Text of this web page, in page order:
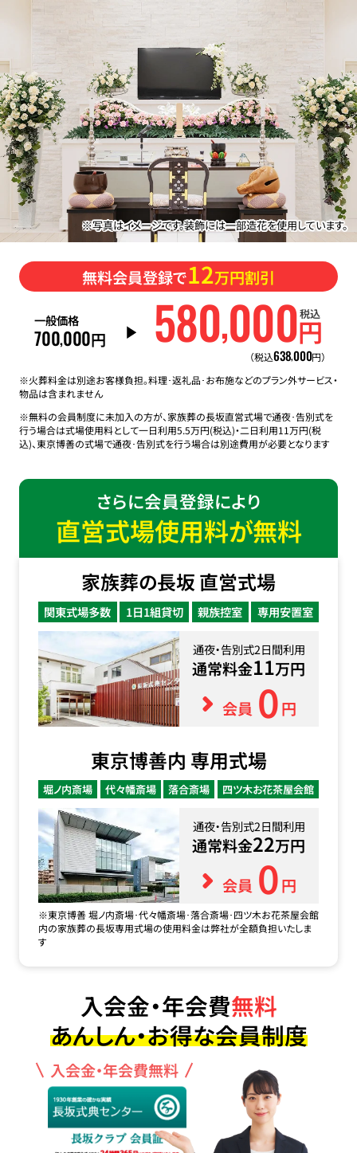
※写真はイメージです。装飾には一部造花を使用しています。
無料会員登録で12万円割引
一般価格
700,000円 580,000円
税込
（税込638,000円）
※火葬料金は別途お客様負担。料理･返礼品･お布施などのプラン外サービス・
物品は含まれません
※無料の会員制度に未加入の方が、家族葬の長坂直営式場で通夜･告別式を
行う場合は式場使用料として一日利用5.5万円(税込)・二日利用11万円(税
込)、東京博善の式場で通夜･告別式を行う場合は別途費用が必要となります
さらに会員登録により
直営式場使用料が無料
家族葬の長坂 直営式場
関東式場多数 1日1組貸切 親族控室 専用安置室
通夜・告別式2日間利用
通常料金11万円
会員 0円
東京博善内 専用式場
堀ノ内斎場 代々幡斎場 落合斎場 四ツ木お花茶屋会館
通夜・告別式2日間利用
通常料金22万円
会員 0円
※東京博善 堀ノ内斎場･代々幡斎場･落合斎場･四ツ木お花茶屋会館
内の家族葬の長坂専用式場の使用料金は弊社が全額負担いたしま
す
入会金・年会費無料
あんしん・お得な会員制度
入会金・年会費無料